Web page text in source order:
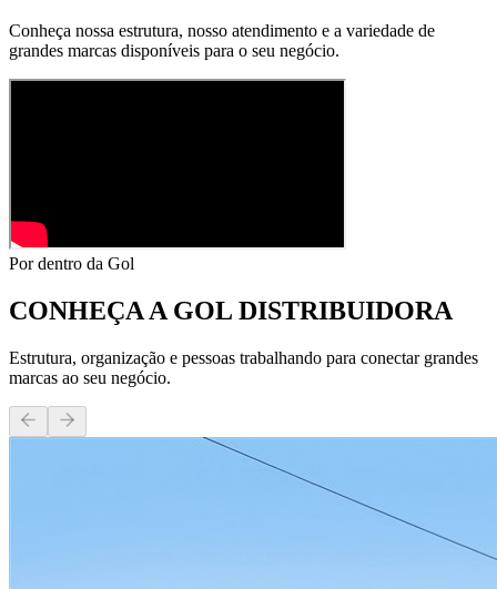
Conheça nossa estrutura, nosso atendimento e a variedade de
grandes marcas disponíveis para o seu negócio.
Por dentro da Gol
CONHEÇA AGOL DISTRIBUIDORA
Estrutura, organização e pessoas trabalhando para conectar grandes
marcas ao seu negócio.